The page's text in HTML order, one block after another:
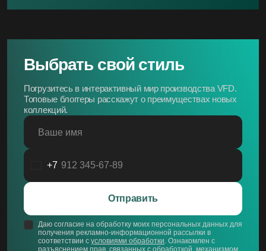
Выбрать свой стиль
Погрузитесь в интерактивный мир производства VFD.
Топовые блоггеры расскажут о преимуществах новых
коллекций.
Ваше имя
Россия
+7
Отправить
Даю согласие на обработку моих персональных данных для
получения рекламно-информационной рассылки в
соответствии с условиями обработки . Ознакомлен с
разъяснением прав, связанных с обработкой, механизмом